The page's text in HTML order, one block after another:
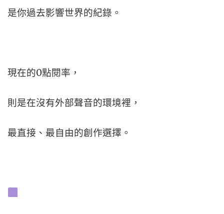
是你過去影響世界的紀錄。
現在的0點閱率，
則是在沒有外部聲音的環境裡，
最直接、最自由的創作選擇。